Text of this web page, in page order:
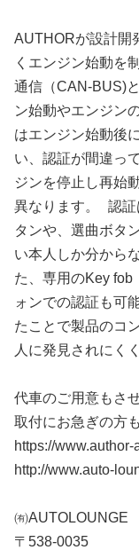
AUTHORが設計開
くエンジン始動を
通信（CAN-BUS)
ン始動やエンジン
はエンジン始動後
い、認証が間違っ
ジンを停止し再始
異なります。 認証
タンや、選曲ボタ
い本人しか分から
た、専用のKey fob
ォンでの認証も可
たことで製品のコ
人に発見されにく
代車のご用意もさ
取付にお急ぎの方
https://www.author-
http://www.auto-
㈲AUTOLOUNGE
〒538-0035